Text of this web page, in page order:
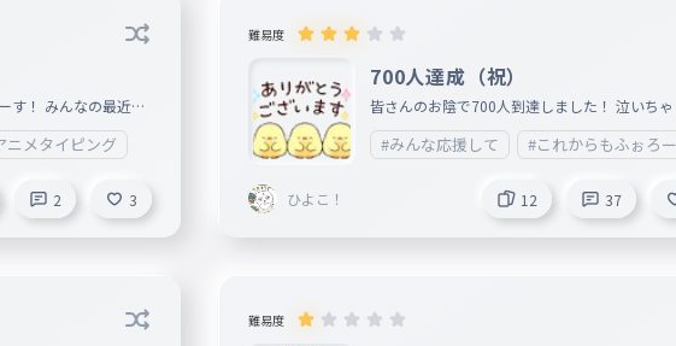
す！ みんなの最近見
ニメタイピング
2 3
難易度
700人達成（祝）
皆さんのお陰で700人到達しました！ 泣いち
〜😭 これからもネッ友とフォロワーいっぱい
きます！ これからも仲良くしてしてください！ み
スみたいに言うね！
#みんな応援して #これからもふぉろ
ひよこ！ 12 37
難易度